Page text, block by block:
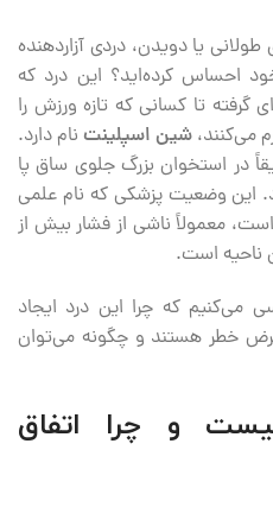
یا دویدن، دردی آزاردهنده
احساس کرده‌اید؟ این درد که
گرفته تا کسانی که تازه ورزش را
می‌کنند، شین اسپلینت نام دارد.
در استخوان بزرگ جلوی ساق پا
این وضعیت پزشکی که نام علمی
معمولاً ناشی از فشار بیش از
ناحیه است.
می‌کنیم که چرا این درد ایجاد
خطر هستند و چگونه می‌توان
و چرا اتفاق